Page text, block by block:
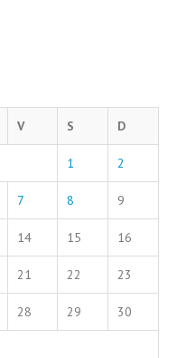
V S D
1 2
7 8 9
14 15 16
21 22 23
28 29 30